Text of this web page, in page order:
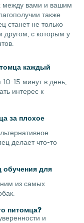
между вами и вашим
также
станет не только
другом, с которым у
каждый
15 минут в день,
интерес к
за плохое
делает что-то
для
из самых
питомца?
и